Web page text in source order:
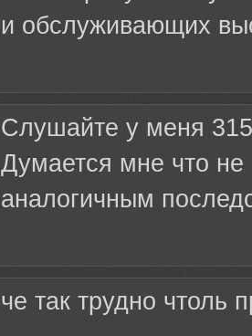
и обслуживающих
Слушайте у меня
Думается мне что не
аналогичным
че так трудно чтоль